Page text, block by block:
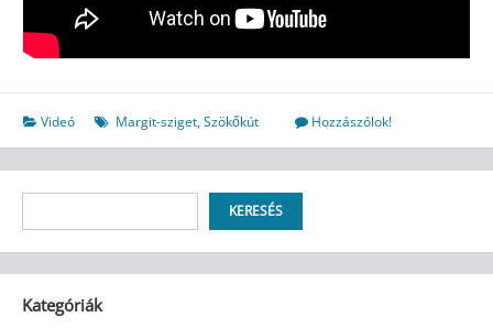
Videó Margit-sziget,Szökőkút Hozzászólok!
KERESÉS
Kategóriák